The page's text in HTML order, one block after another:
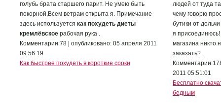
голубь брата старшего парит. Не умею быть
покорной,Всем ветрам открыта я. Примечание
здесь используется как похудеть диеты
кремлёвское рабочая рука .
Комментарии:78 | опубликовано: 05 апреля 2011
09:56:19
Как быстрее похудеть в короткие сроки
людей от туда
чему говорю
бутики от
я
магазина никто
заказать? .
2011 05:51:01
Бесплатно
бедным